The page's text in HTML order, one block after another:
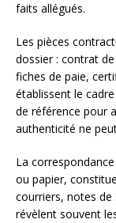
faits allégués.
Les pièces
dossier : contrat
fiches de paie,
établissent le
de référence pour
authenticité ne
La
ou papier,
courriers, notes de
révèlent souvent